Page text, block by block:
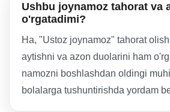
Ushbu joynamoz tahorat va
o'rgatadimi?
Ha, "Ustoz joynamoz" tahorat
aytishni va azon duolarini ham
namozni boshlashdan oldingi
bolalarga tushuntirishda yordam